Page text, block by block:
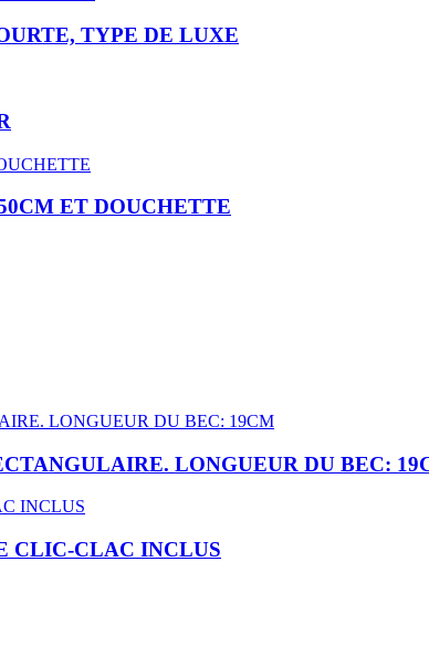
TYPE DE LUXE
ET DOUCHETTE
LONGUEUR DU BEC:
CLIC-CLAC INCLUS